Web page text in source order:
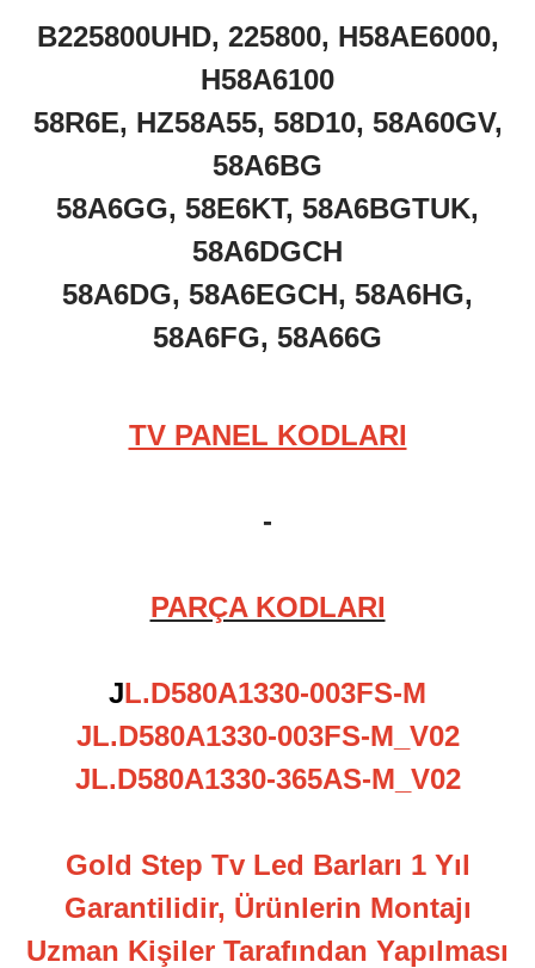
B225800UHD, 225800, H58AE6000,
H58A6100
58R6E, HZ58A55, 58D10, 58A60GV,
58A6BG
58A6GG, 58E6KT, 58A6BGTUK,
58A6DGCH
58A6DG, 58A6EGCH, 58A6HG,
58A6FG, 58A66G
TV PANEL KODLARI
-
PARÇA KODLARI
JL.D580A1330-003FS-M
JL.D580A1330-003FS-M_V02
JL.D580A1330-365AS-M_V02
Gold Step Tv Led Barları 1 Yıl
Garantilidir, Ürünlerin Montajı
Uzman Kişiler Tarafından Yapılması